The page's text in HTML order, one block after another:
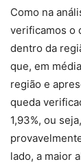
Como na
verificamos o
dentro da
que, em
região e
queda
1,93%, ou
lado, a maior